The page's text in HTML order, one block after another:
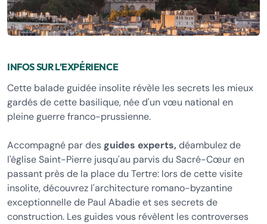
INFOS SUR L’EXPÉRIENCE
Cette balade guidée insolite révèle les secrets les mieux
gardés de cette basilique, née d'un vœu national en
pleine guerre franco-prussienne.
Accompagné par des guides experts, déambulez de
l'église Saint-Pierre jusqu'au parvis du Sacré-Cœur en
passant près de la place du Tertre: lors de cette visite
insolite, découvrez l'architecture romano-byzantine
exceptionnelle de Paul Abadie et ses secrets de
construction. Les guides vous révèlent les controverses